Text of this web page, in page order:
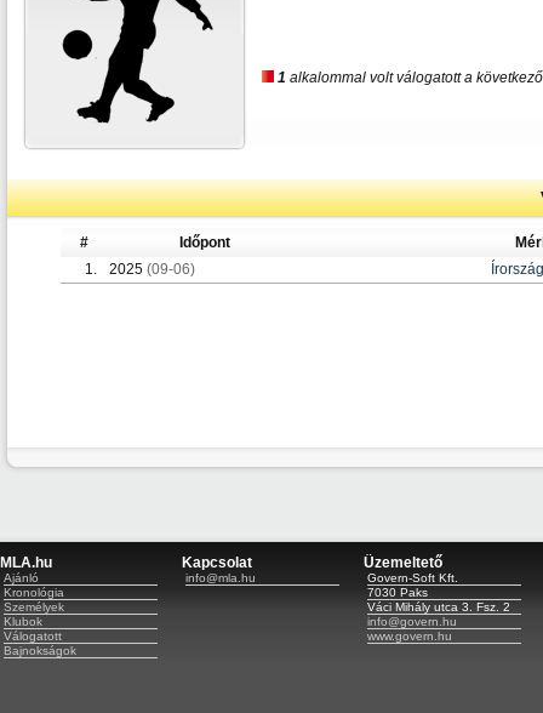
1 alkalommal volt válogatott a
# Időpont
1.
2025 (09-06) Írország
MLA.hu
Ajánló
Kronológia
Személyek
Klubok
Válogatott
Bajnokságok
Kapcsolat
info@mla.hu
Üzemeltető
Govern-Soft Kft.
7030 Paks
Váci Mihály utca 3. Fsz. 2
info@govern.hu
www.govern.hu